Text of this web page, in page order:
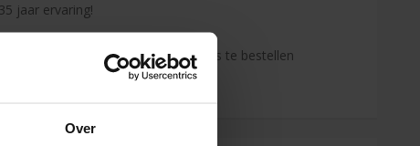
Over
jaar ervaring!
klanten raden jou aan bij ons te bestellen
de onafhankelijke reviews)